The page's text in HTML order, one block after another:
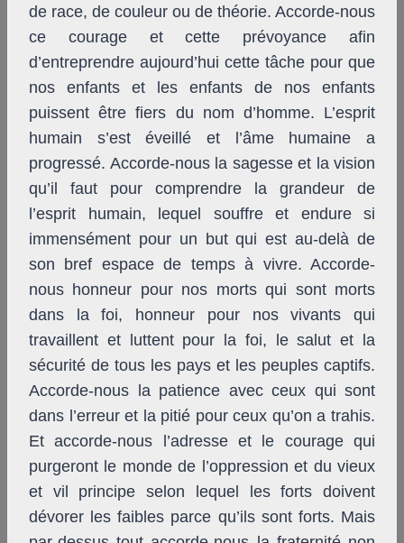
de race, de couleur ou de théorie. Accorde-nous
ce courage et cette prévoyance afin
d’entreprendre aujourd’hui cette tâche pour que
nos enfants et les enfants de nos enfants
puissent être fiers du nom d’homme. L’esprit
humain s’est éveillé et l’âme humaine a
progressé. Accorde-nous la sagesse et la vision
qu’il faut pour comprendre la grandeur de
l’esprit humain, lequel souffre et endure si
immensément pour un but qui est au-delà de
son bref espace de temps à vivre. Accorde-
nous honneur pour nos morts qui sont morts
dans la foi, honneur pour nos vivants qui
travaillent et luttent pour la foi, le salut et la
sécurité de tous les pays et les peuples captifs.
Accorde-nous la patience avec ceux qui sont
dans l’erreur et la pitié pour ceux qu’on a trahis.
Et accorde-nous l’adresse et le courage qui
purgeront le monde de l’oppression et du vieux
et vil principe selon lequel les forts doivent
dévorer les faibles parce qu’ils sont forts. Mais